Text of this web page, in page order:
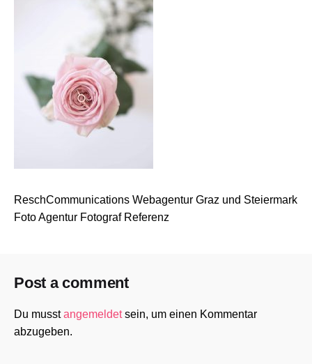
ReschCommunications Webagentur Graz und Steiermark
Foto Agentur Fotograf Referenz
Post a comment
Du musstangemeldetsein, um einen Kommentar
abzugeben.